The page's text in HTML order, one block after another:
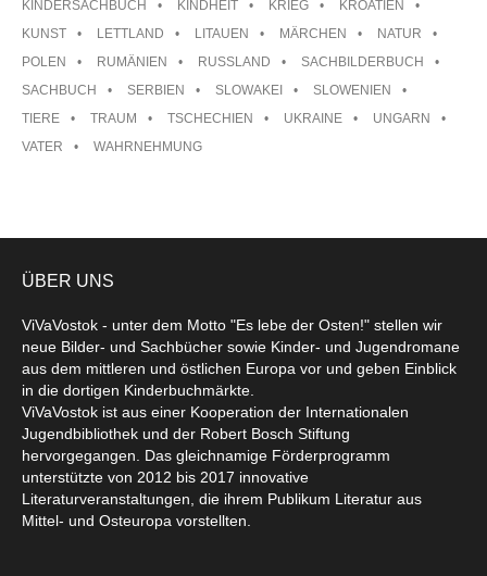
KINDERSACHBUCH
KINDHEIT KRIEG
KROATIEN
KUNST
LETTLAND LITAUEN MÄRCHEN
NATUR
POLEN
RUMÄNIEN RUSSLAND
SACHBILDERBUCH
SACHBUCH
SERBIEN SLOWAKEI
SLOWENIEN
TIERE
TRAUM TSCHECHIEN UKRAINE
UNGARN
VATER
WAHRNEHMUNG
ÜBER UNS
ViVaVostok - unter dem Motto "Es lebe der Osten!" stellen wir
neue Bilder- und Sachbücher sowie Kinder- und Jugendromane
aus dem mittleren und östlichen Europa vor und geben Einblick
in die dortigen Kinderbuchmärkte.
ViVaVostok ist aus einer Kooperation der Internationalen
Jugendbibliothek und der Robert Bosch Stiftung
hervorgegangen. Das gleichnamige Förderprogramm
unterstützte von 2012 bis 2017 innovative
Literaturveranstaltungen, die ihrem Publikum Literatur aus
Mittel- und Osteuropa vorstellten.